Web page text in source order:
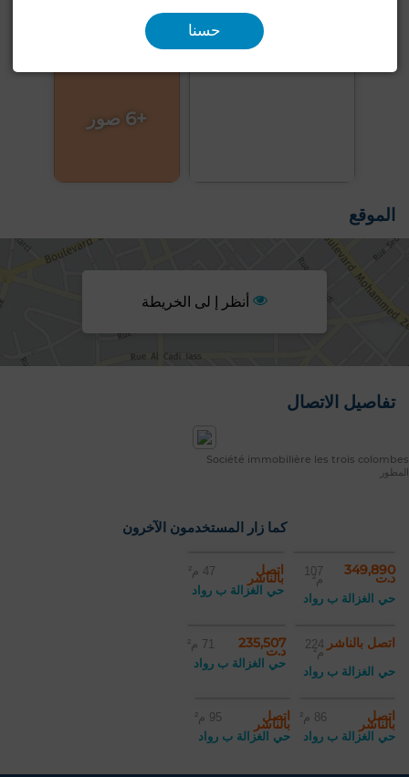
+6 صور
الموقع
أنظر إ لى الخريطة
تفاصيل الاتصال
Société immobilière les trois colombes
المطور
كما زار المستخدمون الآخرون
349,890
د.ت 107
م²
حي الغزالة ب رواد
اتصل
بالناشر 47 م²
حي الغزالة ب رواد
اتصل بالناشر 224
م²
حي الغزالة ب رواد
235,507
د.ت 71 م²
حي الغزالة ب رواد
اتصل
بالناشر 86 م²
حي الغزالة ب رواد
اتصل
بالناشر 95 م²
حي الغزالة ب رواد
حسنا